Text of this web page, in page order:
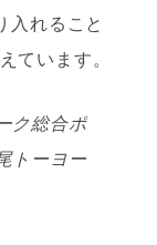
入れること
ています。
ク総合ポ
トーヨー